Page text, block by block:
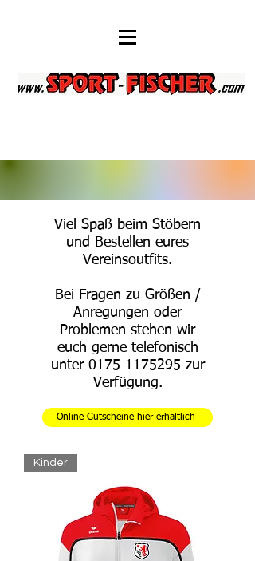
Viel Spaß beim Stöbern
und Bestellen eures
Vereinsoutfits.
Bei Fragen zu Größen /
Anregungen oder
Problemen stehen wir
euch gerne telefonisch
unter 0175 1175295 zur
Verfügung.
Online Gutscheine hier erhältlich
Kinder